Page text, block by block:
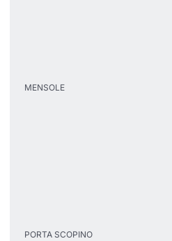
MENSOLE
PORTA SCOPINO